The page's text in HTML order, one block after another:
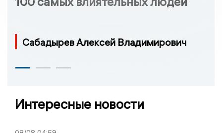
Сабадырев Алексей Владимирович
Интересные новости